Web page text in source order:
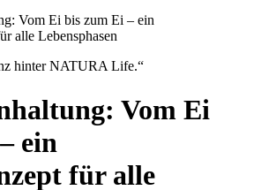
Vom Ei bis zum Ei – ein
alle Lebensphasen
hinter NATURA Life.“
Vom Ei
ein
für alle